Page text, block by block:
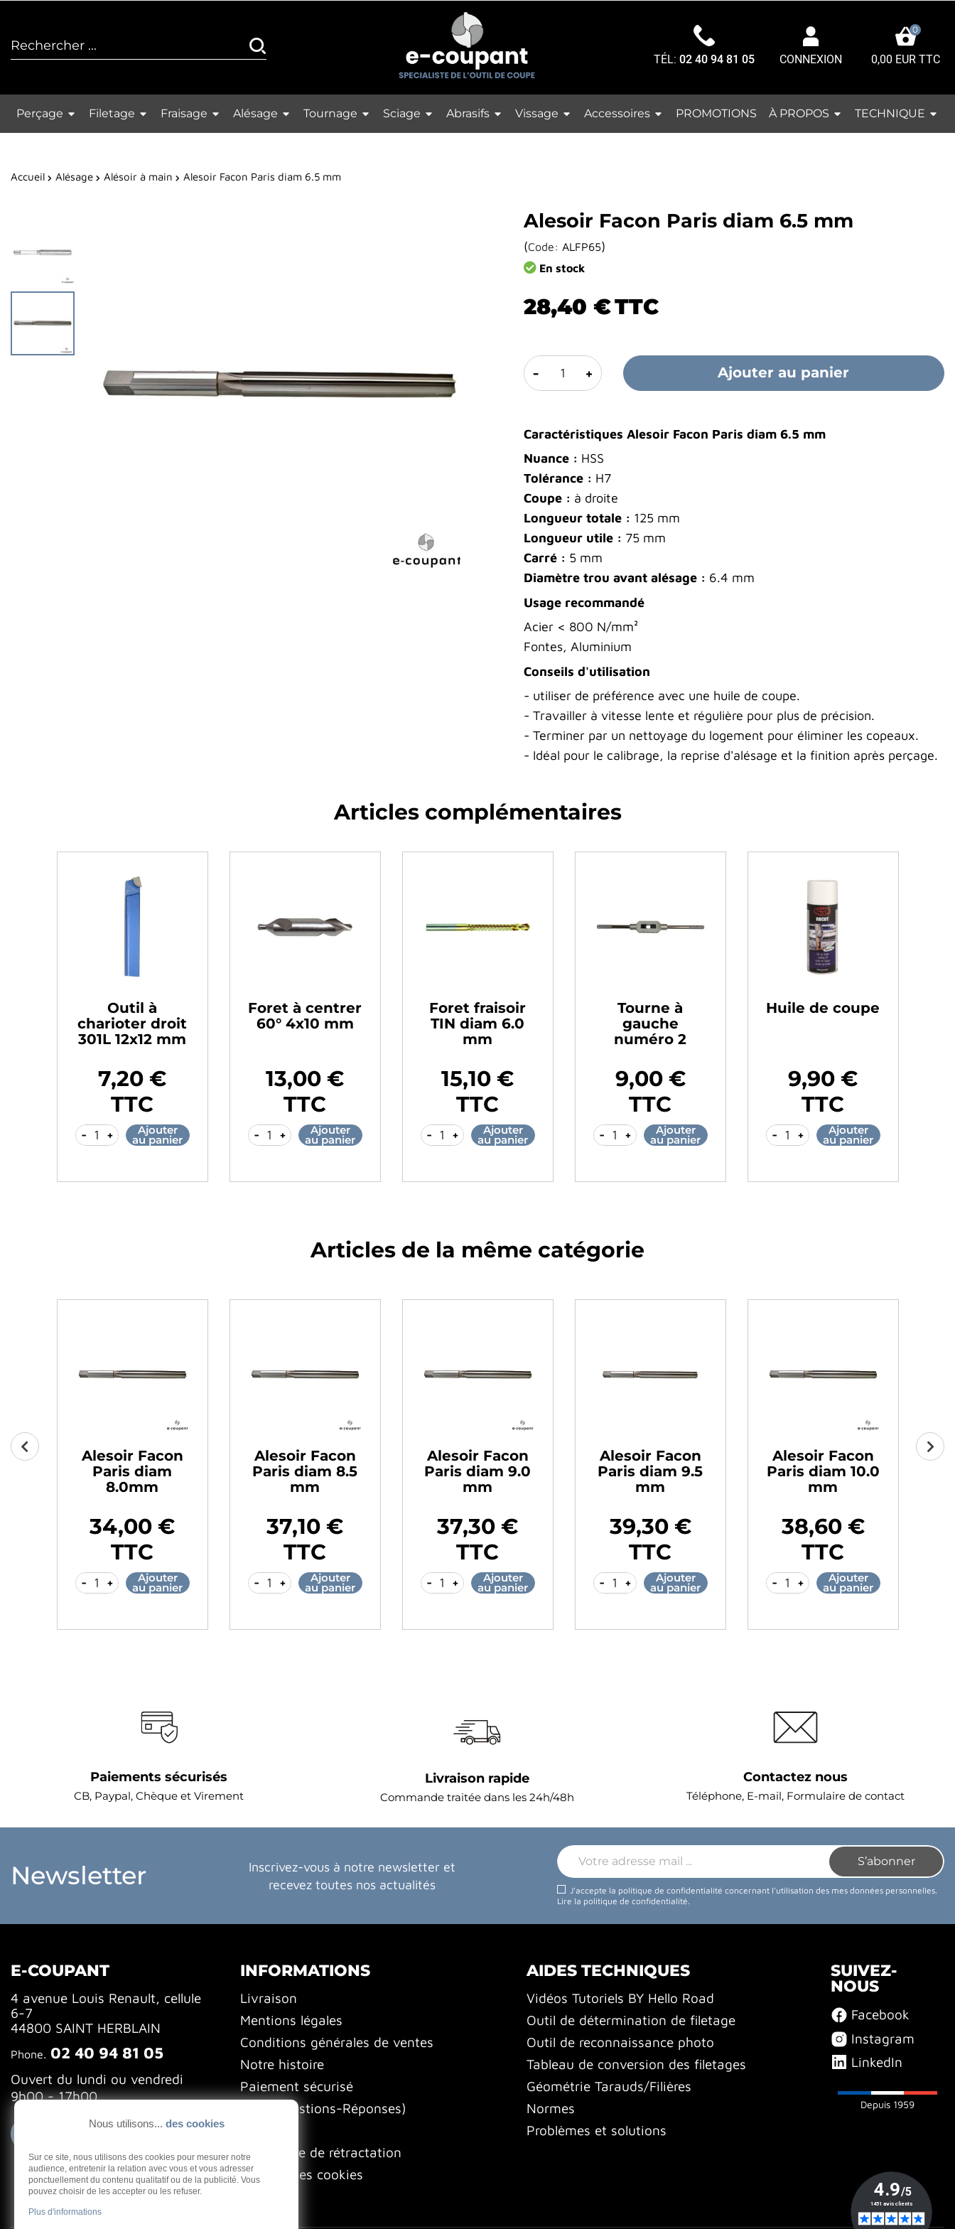
TÉL:02 40 94 81 05 CONNEXION
0
0,00 EUR TTC
Perçage Filetage Fraisage Alésage Tournage Sciage Abrasifs Vissage Accessoires PROMOTIONS À PROPOS TECHNIQUE
Accueil Alésage Alésoir à main Alesoir Facon Paris diam 6.5 mm
Alesoir Facon Paris diam 6.5 mm
(Code: ALFP65)
En stock
28,40 €TTC
- + Ajouter au panier
Caractéristiques Alesoir Facon Paris diam 6.5 mm
Nuance : HSS
Tolérance : H7
Coupe : à droite
Longueur totale : 125 mm
Longueur utile : 75 mm
Carré : 5 mm
Diamètre trou avant alésage : 6.4 mm
Usage recommandé
Acier < 800 N/mm²
Fontes, Aluminium
Conseils d'utilisation
- utiliser de préférence avec une huile de coupe.
- Travailler à vitesse lente et régulière pour plus de précision.
- Terminer par un nettoyage du logement pour éliminer les copeaux.
- Idéal pour le calibrage, la reprise d'alésage et la finition après perçage.
Articles complémentaires
Outil à
charioter droit
301L 12x12 mm
7,20 €
TTC
- + Ajouter
au panier
Foret à centrer
60° 4x10 mm
13,00 €
TTC
- + Ajouter
au panier
Foret fraisoir
TIN diam 6.0
mm
15,10 €
TTC
- + Ajouter
au panier
Tourne à
gauche
numéro 2
9,00 €
TTC
- + Ajouter
au panier
Huile de coupe
9,90 €
TTC
- + Ajouter
au panier
Articles de la même catégorie
Alesoir Facon
Paris diam
8.0mm
34,00 €
TTC
- + Ajouter
au panier
Alesoir Facon
Paris diam 8.5
mm
37,10 €
TTC
- + Ajouter
au panier
Alesoir Facon
Paris diam 9.0
mm
37,30 €
TTC
- + Ajouter
au panier
Alesoir Facon
Paris diam 9.5
mm
39,30 €
TTC
- + Ajouter
au panier
Alesoir Facon
Paris diam 10.0
mm
38,60 €
TTC
- + Ajouter
au panier
Paiements sécurisés
CB, Paypal, Chèque et Virement
Livraison rapide
Commande traitée dans les 24h/48h
Contactez nous
Téléphone, E-mail, Formulaire de contact
Newsletter
Inscrivez-vous à notre newsletter et
recevez toutes nos actualités
J'accepte la politique de confidentialité concernant l'utilisation des mes données personnelles.
Lire la politique de confidentialité.
E-COUPANT
4 avenue Louis Renault, cellule
6-7
44800 SAINT HERBLAIN
Phone. 02 40 94 81 05
Ouvert du lundi ou vendredi
9h00 - 17h00
INFORMATIONS
Livraison
Mentions légales
Conditions générales de ventes
Notre histoire
Paiement sécurisé
FAQ (Questions-Réponses)
Formulaire de rétractation
Gestion des cookies
AIDES TECHNIQUES
Vidéos Tutoriels BY Hello Road
Outil de détermination de filetage
Outil de reconnaissance photo
Tableau de conversion des filetages
Géométrie Tarauds/Filières
Normes
Problèmes et solutions
SUIVEZ-
NOUS
Facebook
Instagram
LinkedIn
Depuis 1959
Nous utilisons... des cookies
Sur ce site, nous utilisons des cookies pour mesurer notre
audience, entretenir la relation avec vous et vous adresser
ponctuellement du contenu qualitatif ou de la publicité. Vous
pouvez choisir de les accepter ou les refuser.
Plus d'informations